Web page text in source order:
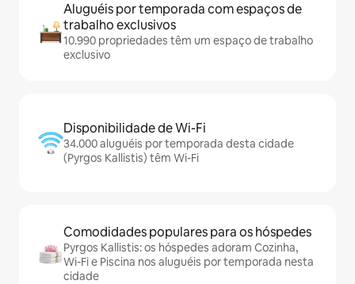
Aluguéis por temporada com espaços de
trabalho exclusivos
10.990 propriedades têm um espaço de trabalho
exclusivo
Disponibilidade de Wi-Fi
34.000 aluguéis por temporada desta cidade
(Pyrgos Kallistis) têm Wi-Fi
Comodidades populares para os hóspedes
Pyrgos Kallistis: os hóspedes adoram Cozinha,
Wi-Fi e Piscina nos aluguéis por temporada nesta
cidade